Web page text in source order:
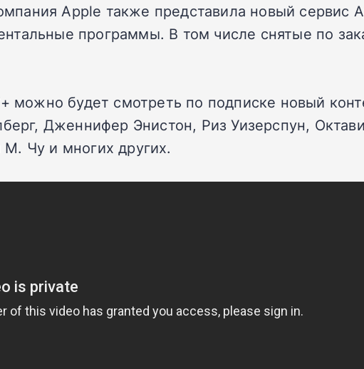
Apple также представила новый сервис
программы. В том числе снятые по
можно будет смотреть по подписке новый
Дженнифер Энистон, Риз Уизерспун,
Чу и многих других.